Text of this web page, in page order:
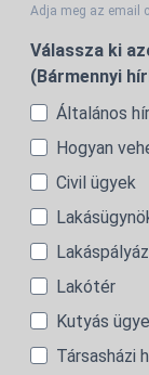
Adja meg az email
Válassza ki
(Bármennyi
Általános
Hogyan
Civil ügyek
Lakótér
Kutyás
Társasházi